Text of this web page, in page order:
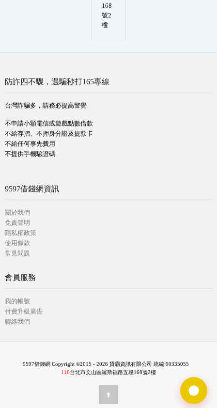
168
號2
樓
防詐四不驟，遇騙秒打165專線
台灣詐騙多，請務必提高警覺
不申請小額電信或遊戲點數借款
不給存摺、不押身分證及提款卡
不給任何事先費用
不提供手機驗證碼
9597借錢網資訊
關於我們
免責聲明
隱私權政策
使用條款
常見問題
會員服務
我的帳號
付費升級廣告
聯絡我們
9597借錢網 Copyright ©2015 - 2026 貸霸資訊有限公司 統編:90335055
116台北市文山區羅斯福路五段168號2樓